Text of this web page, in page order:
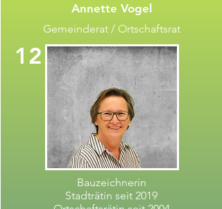
Annette Vogel
Gemeinderat / Ortschaftsrat
12
Bauzeichnerin
Stadträtin seit 2019